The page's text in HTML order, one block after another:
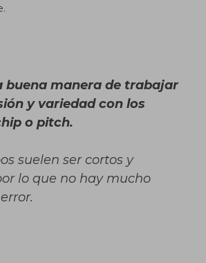
buena manera de trabajar
y variedad con los
o pitch.
suelen ser cortos y
lo que no hay mucho